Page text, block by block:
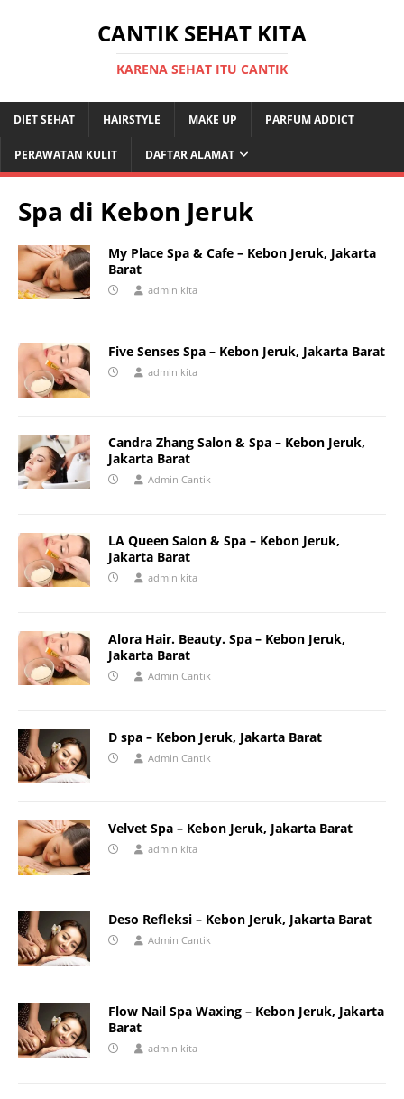
CANTIK SEHAT KITA
KARENA SEHAT ITU CANTIK
DIET SEHAT HAIRSTYLE MAKE UP PARFUM ADDICT
PERAWATAN KULIT DAFTAR ALAMAT
Spa di Kebon Jeruk
My Place Spa & Cafe – Kebon Jeruk, Jakarta
Barat
admin kita
Five Senses Spa – Kebon Jeruk, Jakarta Barat
admin kita
Candra Zhang Salon & Spa – Kebon Jeruk,
Jakarta Barat
Admin Cantik
LA Queen Salon & Spa – Kebon Jeruk,
Jakarta Barat
admin kita
Alora Hair. Beauty. Spa – Kebon Jeruk,
Jakarta Barat
Admin Cantik
D spa – Kebon Jeruk, Jakarta Barat
Admin Cantik
Velvet Spa – Kebon Jeruk, Jakarta Barat
admin kita
Deso Refleksi – Kebon Jeruk, Jakarta Barat
Admin Cantik
Flow Nail Spa Waxing – Kebon Jeruk, Jakarta
Barat
admin kita